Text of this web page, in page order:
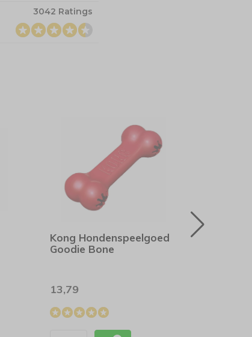
3042 Ratings
Kong Hondenspeelgoed
Goodie Bone
13,79